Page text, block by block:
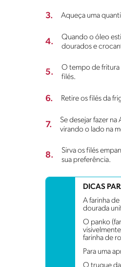
3. Aqueça uma
4.
Quando o óleo
dourados e
5.
O tempo de fritura
filés.
6. Retire os filés da
7.
Se desejar fazer
virando o lado na
8.
Sirva os filés
sua preferência.
DICAS
A farinha
dourada
O panko
farinha de
Para uma